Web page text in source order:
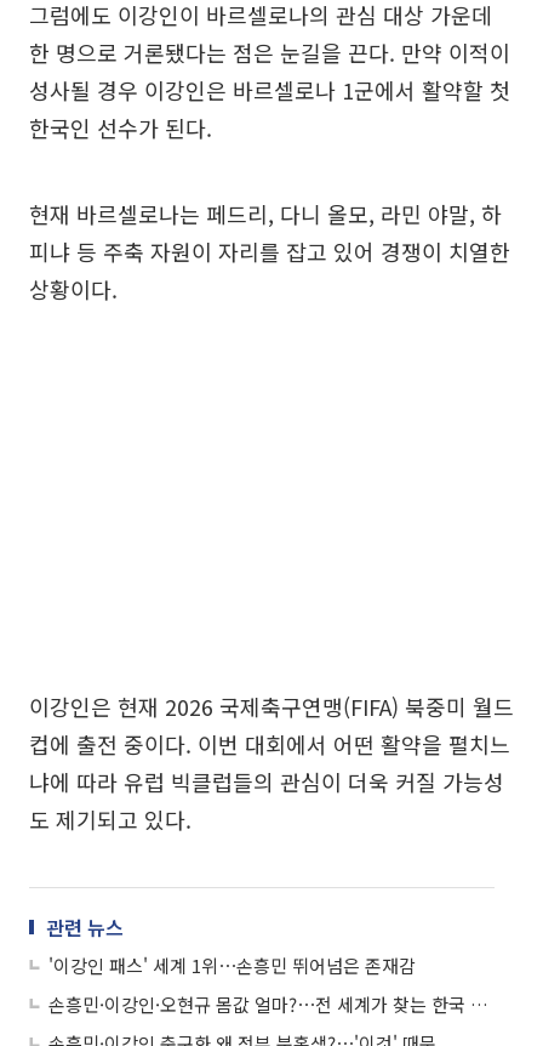
그럼에도 이강인이 바르셀로나의 관심 대상 가운데
한 명으로 거론됐다는 점은 눈길을 끈다. 만약 이적이
성사될 경우 이강인은 바르셀로나 1군에서 활약할 첫
한국인 선수가 된다.
현재 바르셀로나는 페드리, 다니 올모, 라민 야말, 하
피냐 등 주축 자원이 자리를 잡고 있어 경쟁이 치열한
상황이다.
이강인은 현재 2026 국제축구연맹(FIFA) 북중미 월드
컵에 출전 중이다. 이번 대회에서 어떤 활약을 펼치느
냐에 따라 유럽 빅클럽들의 관심이 더욱 커질 가능성
도 제기되고 있다.
관련 뉴스
'이강인 패스' 세계 1위⋯손흥민 뛰어넘은 존재감
손흥민·이강인·오현규 몸값 얼마?⋯전 세계가 찾는 한국 선수들